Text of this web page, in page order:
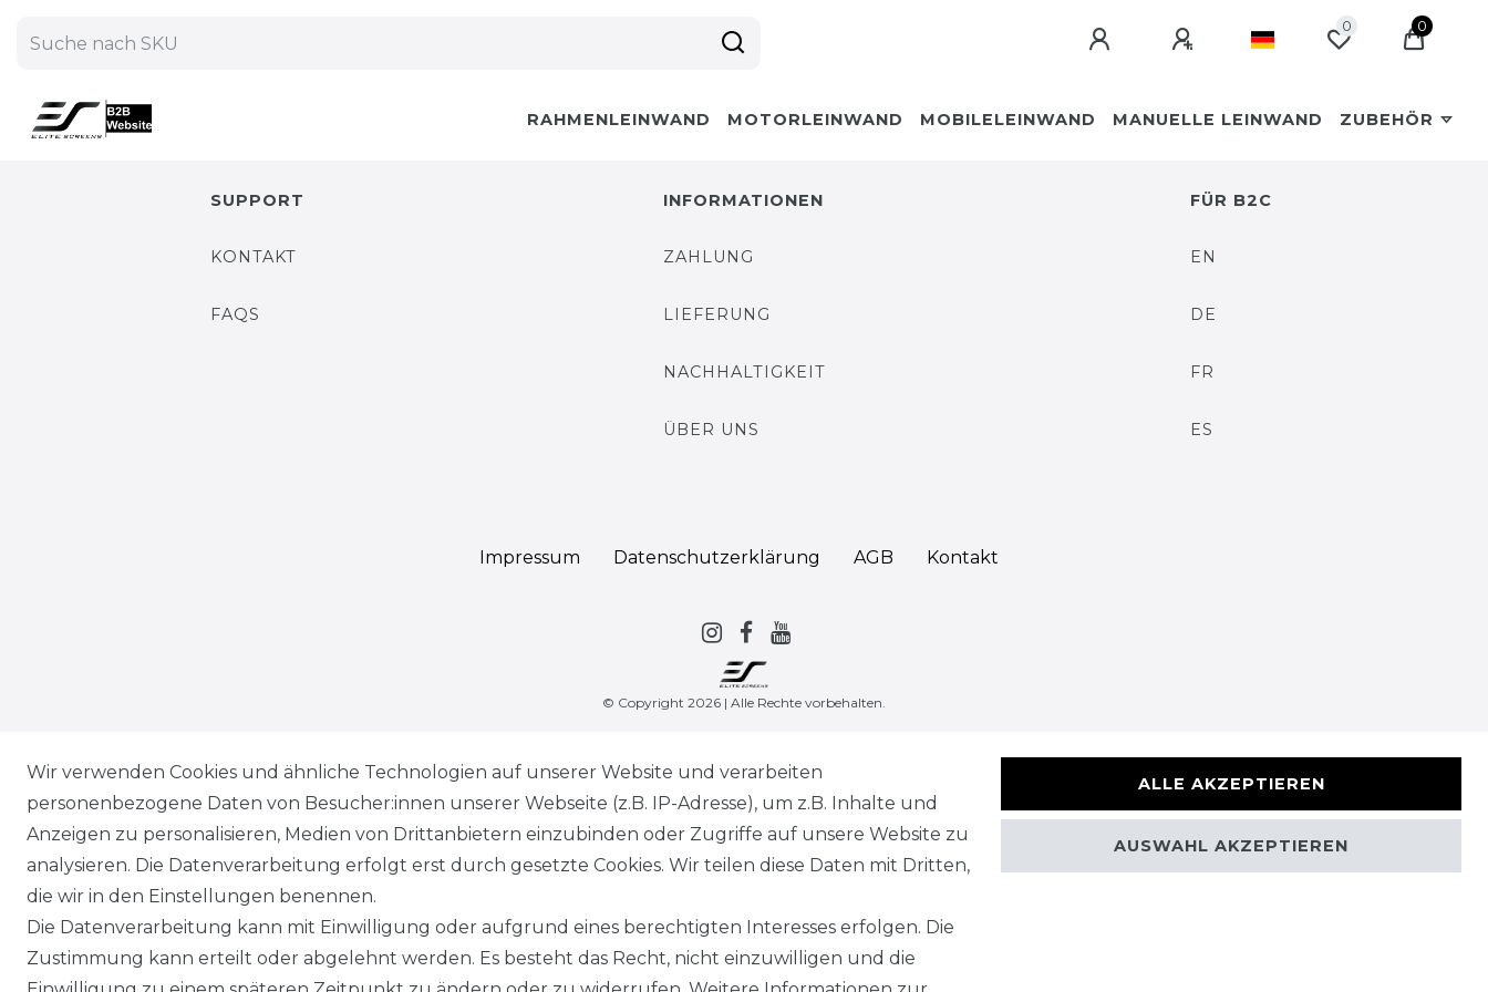
0 0
RAHMENLEINWAND MOTORLEINWAND MOBILELEINWAND MANUELLE LEINWAND ZUBEHÖR
SUPPORT
KONTAKT
FAQS
INFORMATIONEN
ZAHLUNG
LIEFERUNG
NACHHALTIGKEIT
ÜBER UNS
FÜR B2C
EN
DE
FR
ES
Impressum Daten­schutz­erklärung AGB Kontakt
© Copyright 2026 | Alle Rechte vorbehalten.
Wir verwenden Cookies und ähnliche Technologien auf unserer Website und verarbeiten
personenbezogene Daten von Besucher:innen unserer Webseite (z.B. IP-Adresse), um z.B. Inhalte und
Anzeigen zu personalisieren, Medien von Drittanbietern einzubinden oder Zugriffe auf unsere Website zu
analysieren. Die Datenverarbeitung erfolgt erst durch gesetzte Cookies. Wir teilen diese Daten mit Dritten,
die wir in den Einstellungen benennen.
Die Datenverarbeitung kann mit Einwilligung oder aufgrund eines berechtigten Interesses erfolgen. Die
Zustimmung kann erteilt oder abgelehnt werden. Es besteht das Recht, nicht einzuwilligen und die
ALLE AKZEPTIEREN
AUSWAHL AKZEPTIEREN